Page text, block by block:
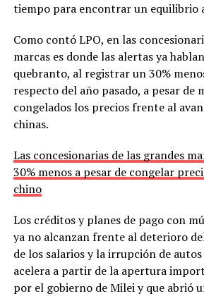
tiempo para encontrar un equilibrio
Como contó LPO, en las
marcas es donde las alertas ya
quebranto, al registrar un 30%
respecto del año pasado, a pesar de
congelados los precios frente al
chinas.
Las concesionarias de las grandes
30% menos a pesar de congelar
chino
Los créditos y planes de pago con
ya no alcanzan frente al deterioro
de los salarios y la irrupción de autos
acelera a partir de la apertura
por el gobierno de Milei y que abrió